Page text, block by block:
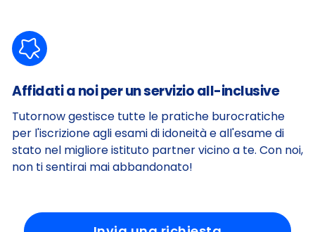
Affidati a noi per un servizio all-inclusive
Tutornow gestisce tutte le pratiche burocratiche
per l'iscrizione agli esami di idoneità e all'esame di
stato nel migliore istituto partner vicino a te. Con noi,
non ti sentirai mai abbandonato!